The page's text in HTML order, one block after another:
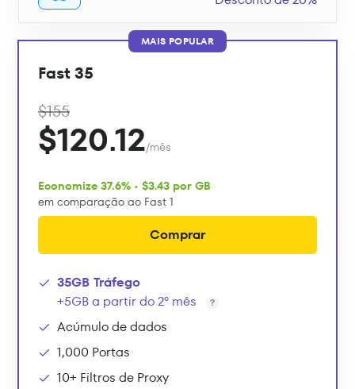
MAIS POPULAR
Fast 35
$155
$120.12/mês
Economize 37.6% • $3.43 por GB
em comparação ao Fast 1
Comprar
35GB Tráfego
+5GB a partir do 2º mês
Acúmulo de dados
1,000 Portas
10+ Filtros de Proxy